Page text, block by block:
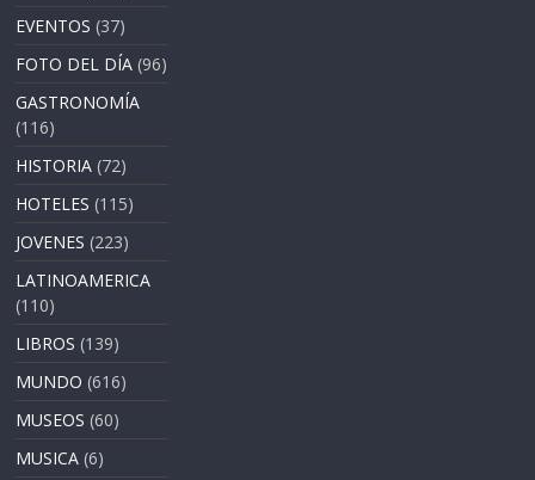
EVENTOS (37)
FOTO DEL DÍA (96)
GASTRONOMÍA
(116)
HISTORIA (72)
HOTELES (115)
JOVENES (223)
LATINOAMERICA
(110)
LIBROS (139)
MUNDO (616)
MUSEOS (60)
MUSICA (6)